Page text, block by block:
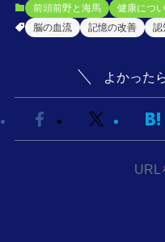
前頭前野と海馬
健康につ
脳の血流
記憶の改善 認
よかった
URL